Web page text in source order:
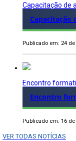
Capacitação de
Capacitação
Publicado em: 24
Encontro
Encontro
Publicado em: 16
VER TODAS NOTÍCIAS